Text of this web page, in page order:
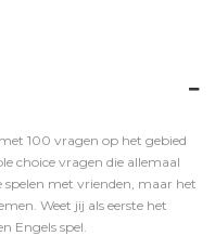
100 vragen op het gebied
choice vragen die allemaal
met vrienden, maar het
Weet jij als eerste het
Engels spel.